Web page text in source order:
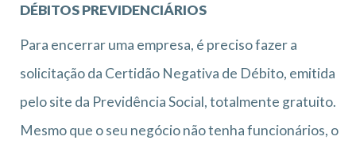
DÉBITOS PREVIDENCIÁRIOS
Para encerrar uma empresa, é preciso fazer a
solicitação da Certidão Negativa de Débito, emitida
pelo site da Previdência Social, totalmente gratuito.
Mesmo que o seu negócio não tenha funcionários, o